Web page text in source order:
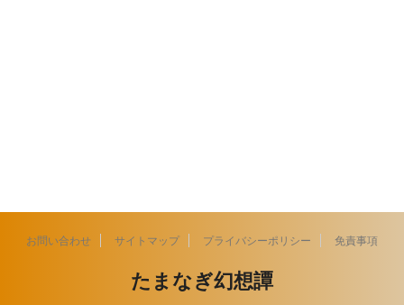
お問い合わせ サイトマップ プライバシーポリシー 免責事項
たまなぎ幻想譚